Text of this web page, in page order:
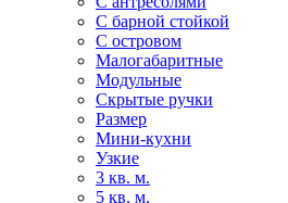
С барной стойкой
С островом
Малогабаритные
Модульные
Скрытые ручки
Размер
Мини-кухни
Узкие
3 кв. м.
5 кв. м.